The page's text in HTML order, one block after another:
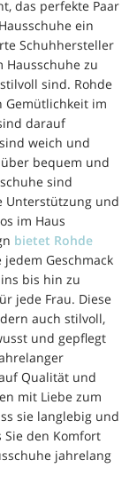
das perfekte Paar
ein
Schuhhersteller
Hausschuhe zu
sind. Rohde
Gemütlichkeit im
darauf
weich und
bequem und
sind
Unterstützung und
im Haus
bietet Rohde
jedem Geschmack
bis hin zu
jede Frau. Diese
auch stilvoll,
und gepflegt
Qualität und
mit Liebe zum
sie langlebig und
den Komfort
jahrelang